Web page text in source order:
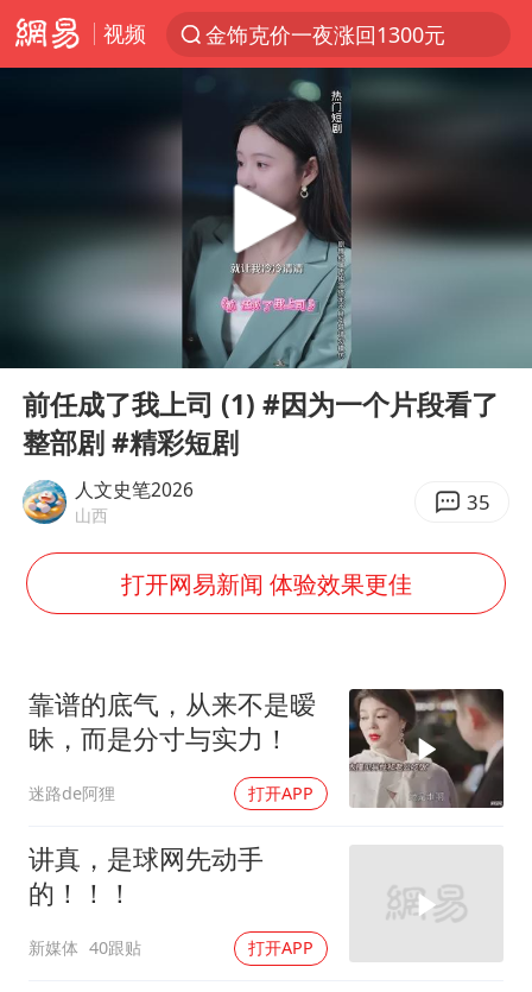
视频
金饰克价一夜涨回1300元
解锁各地夏日限定体验
台风白海豚闭眼意味着什么
男童模仿奥特曼从高处跳下致骨折
名创优品一次性内裤 颜面尽失
“六爷”挂一颗出场
白海豚将正面袭击贯穿浙江
牛津大学一纸声明甩不了锅
包文婧：二胎很难一碗水端平
浙江台州《告全体市民书》
女主硬加吻戏短剧已下架
《给阿嬷的情书》售后来了
人民的健康、体质、幸福一脉相承
Play
前任成了我上司 (1) #因为一个片段看了
整部剧 #精彩短剧
人文史笔2026
山西 35
打开网易新闻 体验效果更佳
靠谱的底气，从来不是暧
昧，而是分寸与实力！
迷路de阿狸 打开APP
讲真，是球网先动手
的！！！
新媒体 40跟贴 打开APP